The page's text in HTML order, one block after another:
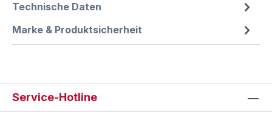
Technische Daten
Marke & Produktsicherheit
Service-Hotline